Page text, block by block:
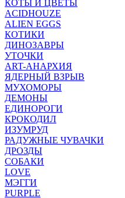
КОТЫ И ЦВЕТЫ
ACIDHOUZE
ALIEN EGGS
КОТИКИ
ДИНОЗАВРЫ
УТОЧКИ
ART-АНАРХИЯ
ЯДЕРНЫЙ ВЗРЫВ
МУХОМОРЫ
ДЕМОНЫ
ЕДИНОРОГИ
КРОКОДИЛ
ИЗУМРУД
РАДУЖНЫЕ ЧУВАЧКИ
ДРОЗДЫ
СОБАКИ
LOVE
МЭГГИ
PURPLE